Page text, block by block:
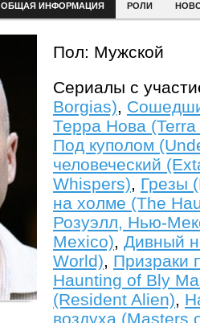
ОБЩАЯ ИНФОРМАЦИЯ РОЛИ
Пол: Мужской
Сериалы с
Borgias),
Терра Нова
Под куполом
человеческий
Whispers), Грезы
на холме (The
Розуэлл, Нью-
Mexico), Дивный
World), Призраки
Haunting of Bly
(Resident Alien),
воздуха (Masters